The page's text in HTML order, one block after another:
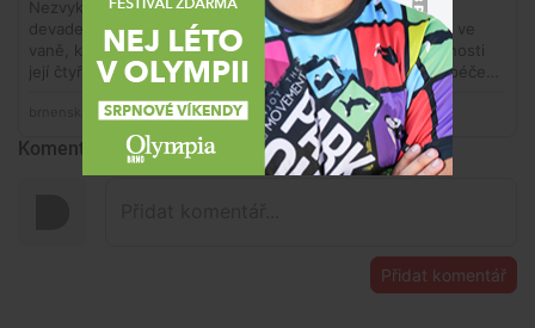
Komentáře
Přidat komentář